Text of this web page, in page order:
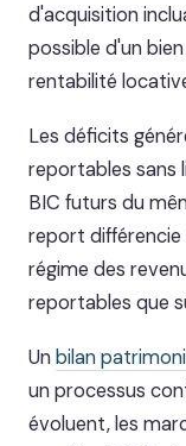
d'acquisition
possible d'un
rentabilité
Les déficits
reportables sans
BIC futurs du
report différencie
régime des
reportables que
Un bilan
un processus
évoluent, les